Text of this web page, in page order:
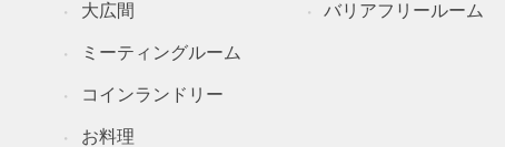
大広間
ミーティングルーム
コインランドリー
お料理
バリアフリールーム